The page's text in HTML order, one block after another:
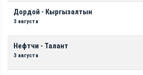
Дордой - Кыргызалтын
3 августа
Нефтчи - Талант
3 августа